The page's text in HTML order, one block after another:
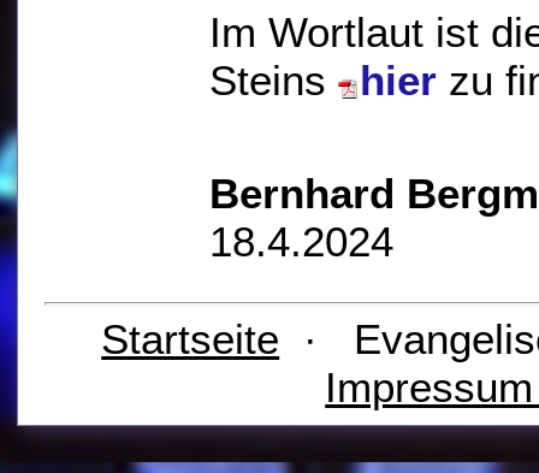
Im Wortlaut ist
Steins hier zu
Bernhard
18.4.2024
Startseite ·